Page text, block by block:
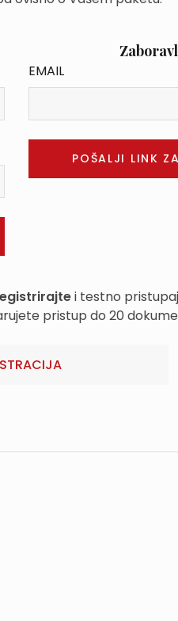
EMAIL
i testno
pristup do 20